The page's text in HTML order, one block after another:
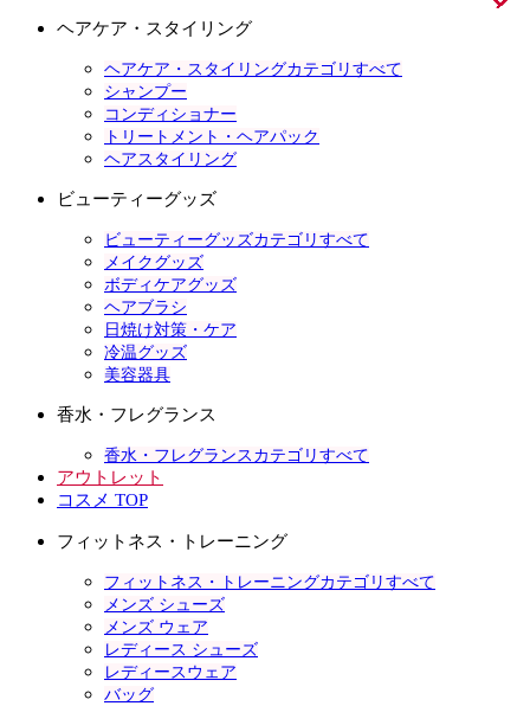
ヘアケア・スタイリング
ヘアケア・スタイリングカテゴリすべて
シャンプー
コンディショナー
トリートメント・ヘアパック
ヘアスタイリング
ビューティーグッズ
ビューティーグッズカテゴリすべて
メイクグッズ
ボディケアグッズ
ヘアブラシ
日焼け対策・ケア
冷温グッズ
美容器具
香水・フレグランス
香水・フレグランスカテゴリすべて
アウトレット
コスメ TOP
フィットネス・トレーニング
フィットネス・トレーニングカテゴリすべて
メンズ シューズ
メンズ ウェア
レディース シューズ
レディースウェア
バッグ